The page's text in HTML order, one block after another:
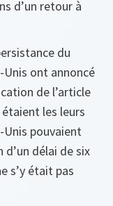
d’un retour à
du
ont annoncé
de l’article
les leurs
pouvaient
délai de six
s’y était pas